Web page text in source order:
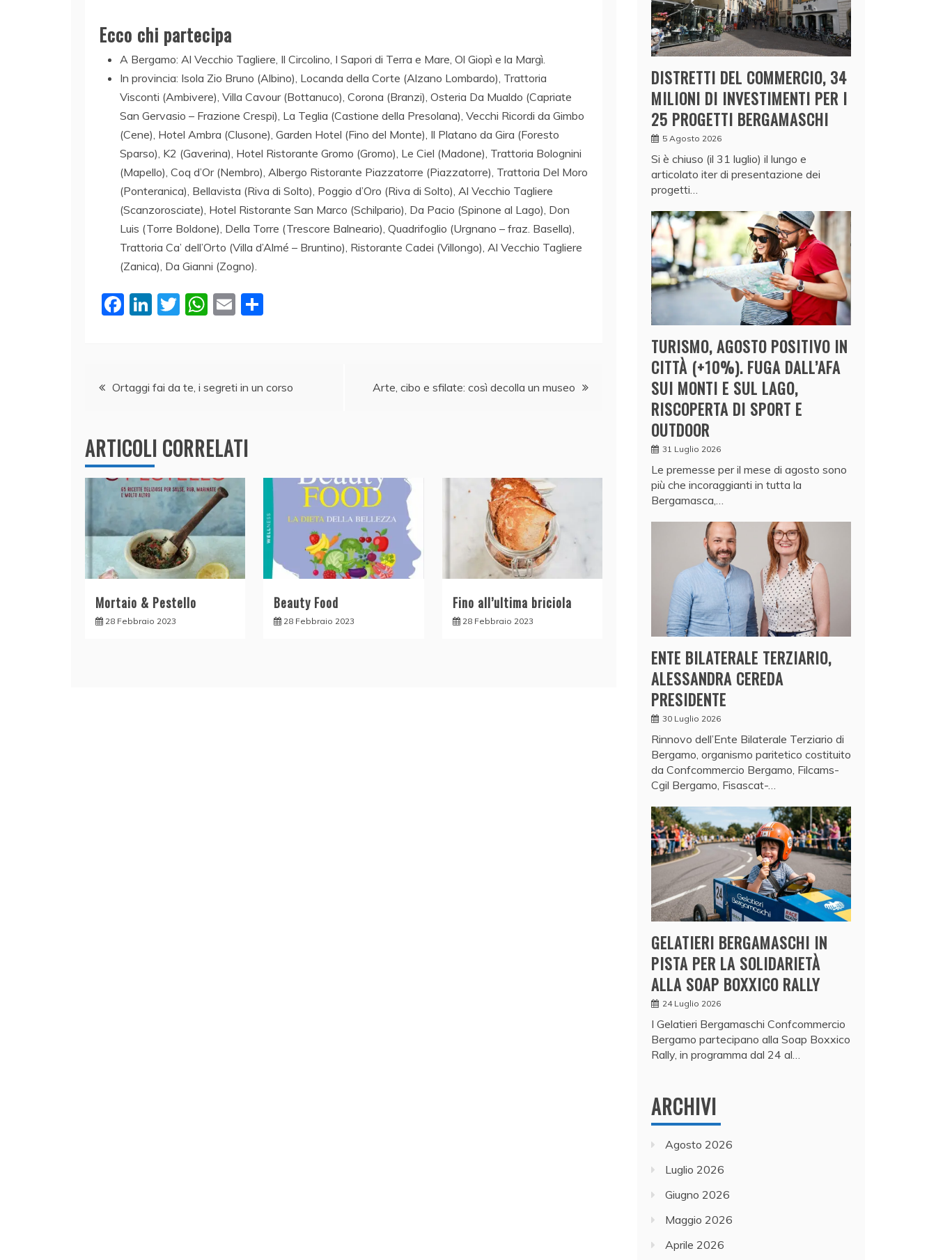
Ecco chi partecipa
A Bergamo: Al Vecchio Tagliere, Il Circolino, I Sapori di Terra e Mare, Ol Giopì e la Margì.
In provincia: Isola Zio Bruno (Albino), Locanda della Corte (Alzano Lombardo), Trattoria
Visconti (Ambivere), Villa Cavour (Bottanuco), Corona (Branzi), Osteria Da Mualdo (Capriate
San Gervasio – Frazione Crespi), La Teglia (Castione della Presolana), Vecchi Ricordi da Gimbo
(Cene), Hotel Ambra (Clusone), Garden Hotel (Fino del Monte), Il Platano da Gira (Foresto
Sparso), K2 (Gaverina), Hotel Ristorante Gromo (Gromo), Le Ciel (Madone), Trattoria Bolognini
(Mapello), Coq d’Or (Nembro), Albergo Ristorante Piazzatorre (Piazzatorre), Trattoria Del Moro
(Ponteranica), Bellavista (Riva di Solto), Poggio d’Oro (Riva di Solto), Al Vecchio Tagliere
(Scanzorosciate), Hotel Ristorante San Marco (Schilpario), Da Pacio (Spinone al Lago), Don
Luis (Torre Boldone), Della Torre (Trescore Balneario), Quadrifoglio (Urgnano – fraz. Basella),
Trattoria Ca’ dell’Orto (Villa d’Almé – Bruntino), Ristorante Cadei (Villongo), Al Vecchio Tagliere
(Zanica), Da Gianni (Zogno).
F
b
o
k
Li
dI
T
W
A
p
E
vi
Navigazione
Ortaggi fai da te, i segreti in un corso Arte, cibo e sfilate: così decolla un museo
ARTICOLI CORRELATI
Mortaio & Pestello
28 Febbraio 2023
Beauty Food
28 Febbraio 2023
Fino all’ultima briciola
28 Febbraio 2023
DISTRETTI DEL COMMERCIO, 34
MILIONI DI INVESTIMENTI PER I
25 PROGETTI BERGAMASCHI
5 Agosto 2026
Si è chiuso (il 31 luglio) il lungo e
articolato iter di presentazione dei
progetti…
TURISMO, AGOSTO POSITIVO IN
CITTÀ (+10%). FUGA DALL’AFA
SUI MONTI E SUL LAGO,
RISCOPERTA DI SPORT E
OUTDOOR
31 Luglio 2026
Le premesse per il mese di agosto sono
più che incoraggianti in tutta la
Bergamasca,…
ENTE BILATERALE TERZIARIO,
ALESSANDRA CEREDA
PRESIDENTE
30 Luglio 2026
Rinnovo dell’Ente Bilaterale Terziario di
Bergamo, organismo paritetico costituito
da Confcommercio Bergamo, Filcams-
Cgil Bergamo, Fisascat-…
GELATIERI BERGAMASCHI IN
PISTA PER LA SOLIDARIETÀ
ALLA SOAP BOXXICO RALLY
24 Luglio 2026
I Gelatieri Bergamaschi Confcommercio
Bergamo partecipano alla Soap Boxxico
Rally, in programma dal 24 al…
ARCHIVI
Agosto 2026
Luglio 2026
Giugno 2026
Maggio 2026
Aprile 2026